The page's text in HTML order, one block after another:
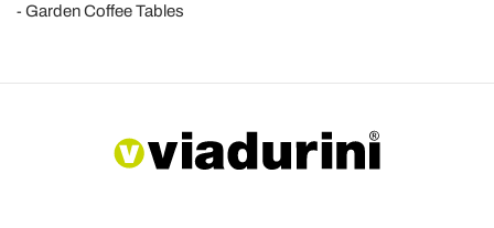
Garden Coffee Tables